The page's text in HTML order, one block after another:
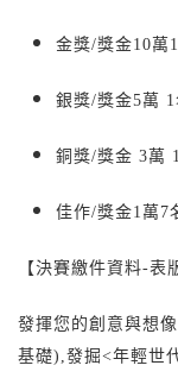
金獎/獎金10萬
銀獎/獎金5萬 1
銅獎/獎金 3萬
佳作/獎金1萬7
【決賽繳件資料-表
發揮您的創意與想
基礎),發掘<年輕世